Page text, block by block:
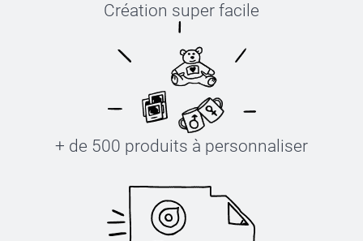
Création super facile
+ de 500 produits à personnaliser